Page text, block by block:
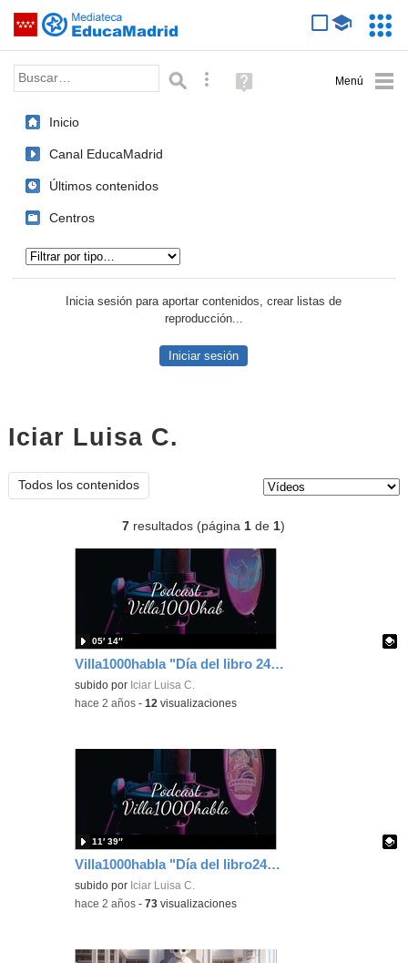
Saltar navegación
Palabra o frase: Búsqueda avanzada
Ayuda
(en
Inicio
Canal EducaMadrid
Últimos contenidos
Centros
Inicia sesión para aportar contenidos, crear listas de
reproducción...
Iniciar sesión
Iciar Luisa C.
Todos los contenidos
7 resultados (página1 de1)
Villa1000habla "Día del libro 24" 6°
Contenido educativo.
subido por Iciar Luisa C.
05′ 14″
-hace 2 años -12 visualizaciones
Villa1000habla "Día del libro24" 5°
Contenido educativo.
subido por Iciar Luisa C.
11′ 39″
-hace 2 años -73 visualizaciones